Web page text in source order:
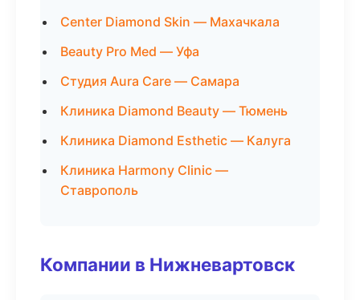
Center Diamond Skin — Махачкала
Beauty Pro Med — Уфа
Студия Aura Care — Самара
Клиника Diamond Beauty — Тюмень
Клиника Diamond Esthetic — Калуга
Клиника Harmony Clinic —
Ставрополь
Компании в Нижневартовск